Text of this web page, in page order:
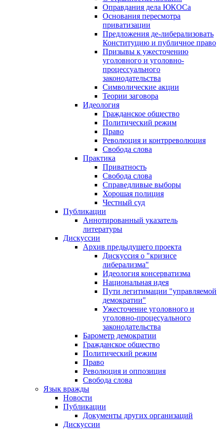
Оправдания дела ЮКОСа
Основания пересмотра
приватизации
Предложения де-либерализовать
Конституцию и публичное право
Призывы к ужесточению
уголовного и уголовно-
процессуального
законодательства
Символические акции
Теории заговора
Идеология
Гражданское общество
Политический режим
Право
Революция и контрреволюция
Свобода слова
Практика
Приватность
Свобода слова
Справедливые выборы
Хорошая полиция
Честный суд
Публикации
Аннотированный указатель
литературы
Дискуссии
Архив предыдущего проекта
Дискуссия о "кризисе
либерализма"
Идеология консерватизма
Национальная идея
Пути легитимации "управляемой
демократии"
Ужесточение уголовного и
уголовно-процесуального
законодательства
Барометр демократии
Гражданское общество
Политический режим
Право
Революция и оппозиция
Свобода слова
Язык вражды
Новости
Публикации
Документы других организаций
Дискуссии